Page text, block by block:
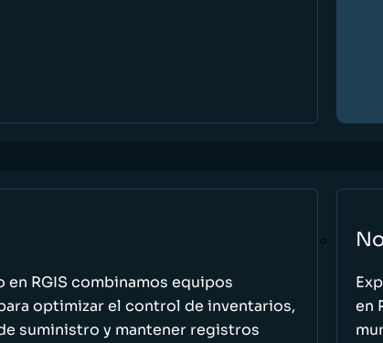
RGIS combinamos equipos
optimizar el control de inventarios,
suministro y mantener registros
en